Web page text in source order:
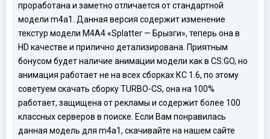
проработана и заметно отличается от стандартной
модели m4a1. Данная версия содержит изменение
текстур модели M4A4 «Splatter — Брызги», теперь она в
HD качестве и прилично детализирована. Приятным
бонусом будет наличие анимации модели как в CS:GO, но
анимация работает не на всех сборках КС 1.6, по этому
советуем скачать сборку TURBO-CS, она на 100%
работает, защищена от рекламы и содержит более 100
классных серверов в поиске. Если Вам понравилась
данная модель для m4a1, скачивайте на нашем сайте